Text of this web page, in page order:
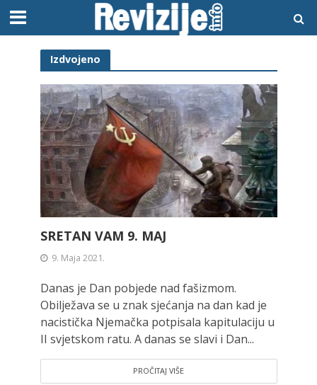
Izdvojeno
SRETAN VAM 9. MAJ
9. Maja 2021.
Danas je Dan pobjede nad fašizmom.
Obilježava se u znak sjećanja na dan kad je
nacistička Njemačka potpisala kapitulaciju u
II svjetskom ratu. A danas se slavi i Dan...
PROČITAJ VIŠE